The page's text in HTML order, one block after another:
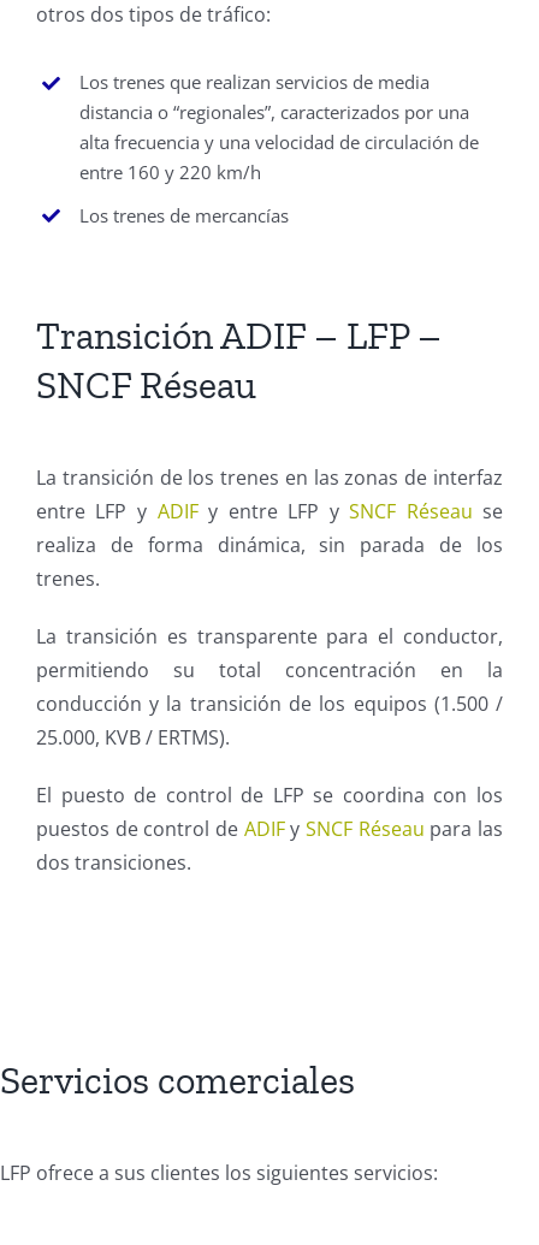
otros dos tipos de tráfico:
Los trenes que realizan servicios de media
distancia o “regionales”, caracterizados por una
alta frecuencia y una velocidad de circulación de
entre 160 y 220 km/h
Los trenes de mercancías
Transición ADIF – LFP –
SNCF Réseau
La transición de los trenes en las zonas de interfaz
entre LFP y ADIFy entre LFP ySNCF Réseau se
realiza de forma dinámica, sin parada de los
trenes.
La transición es transparente para el conductor,
permitiendo su total concentración en la
conducción y la transición de los equipos (1.500 /
25.000, KVB / ERTMS).
El puesto de control de LFP se coordina con los
puestos de control de ADIFySNCF Réseau para las
dos transiciones.
Servicios comerciales
LFP ofrece a sus clientes los siguientes servicios: